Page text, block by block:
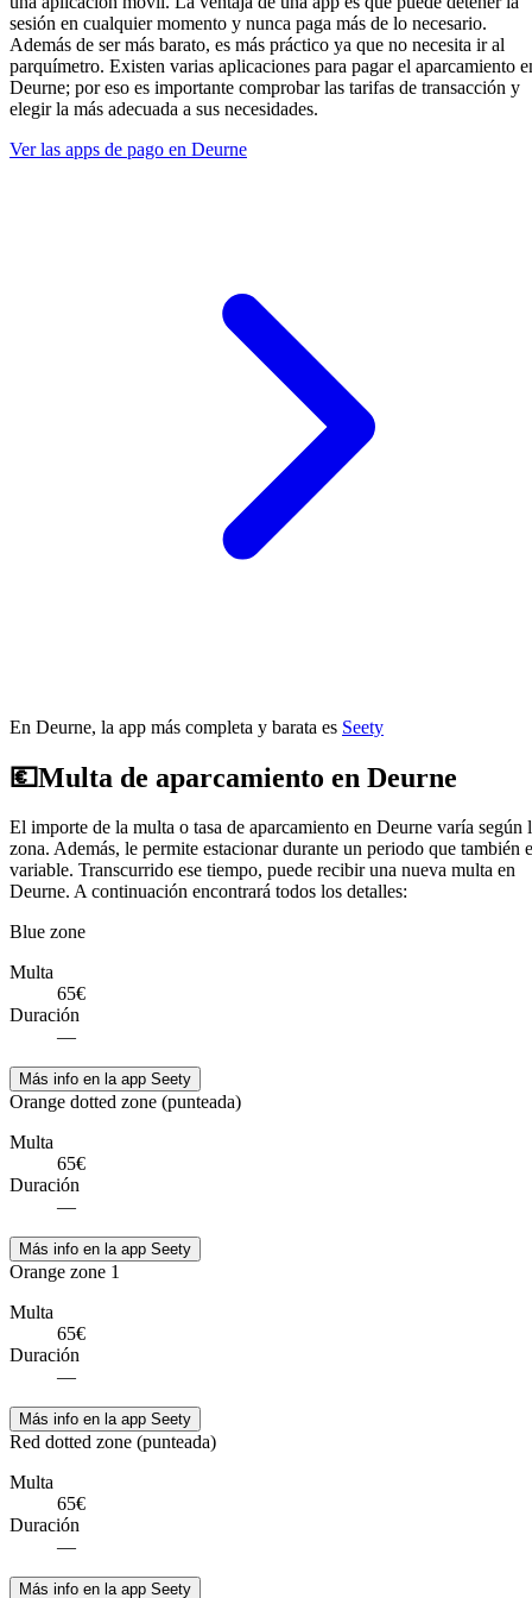
sesión en cualquier momento y nunca paga más de lo necesario.
Además de ser más barato, es más práctico ya que no necesita ir al
parquímetro. Existen varias aplicaciones para pagar el aparcamiento
Deurne; por eso es importante comprobar las tarifas de transacción y
elegir la más adecuada a sus necesidades.
Ver las apps de pago en Deurne
En Deurne, la app más completa y barata es Seety
💶Multa de aparcamiento en Deurne
El importe de la multa o tasa de aparcamiento en Deurne varía según
zona. Además, le permite estacionar durante un periodo que también
variable. Transcurrido ese tiempo, puede recibir una nueva multa en
Deurne. A continuación encontrará todos los detalles:
Blue zone
Multa
65€
Duración
—
Más info en la app Seety
Orange dotted zone (punteada)
Multa
65€
Duración
—
Más info en la app Seety
Orange zone 1
Multa
65€
Duración
—
Más info en la app Seety
Red dotted zone (punteada)
Multa
65€
Duración
—
Más info en la app Seety